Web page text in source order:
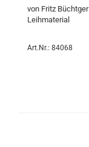
von Fritz Büchtger
Leihmaterial
Art.Nr.: 84068